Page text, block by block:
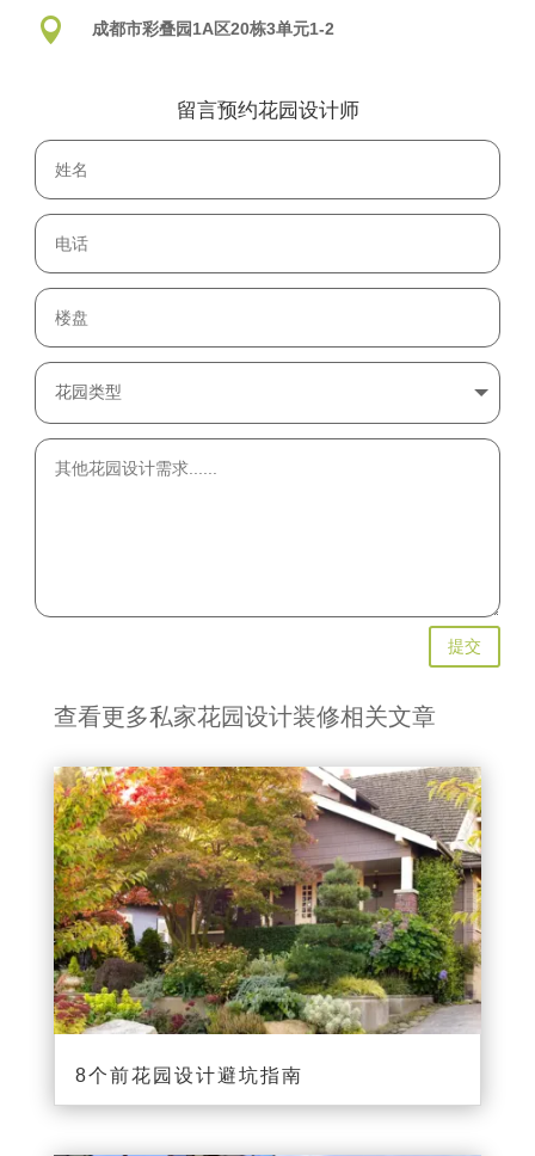
 成都市彩叠园1A区20栋3单元1-2
留言预约花园设计师
提交
查看更多私家花园设计装修相关文章
8个前花园设计避坑指南